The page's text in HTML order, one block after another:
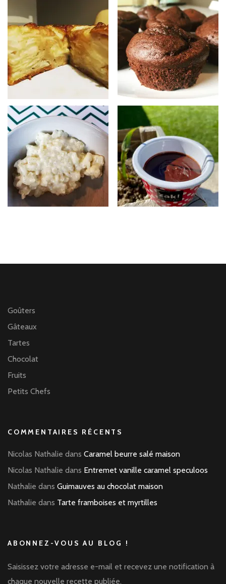
Goûters
Gâteaux
Tartes
Chocolat
Fruits
Petits Chefs
COMMENTAIRES RÉCENTS
Nicolas Nathalie dans Caramel beurre salé maison
Nicolas Nathalie dans Entremet vanille caramel speculoos
Nathalie dans Guimauves au chocolat maison
Nathalie dans Tarte framboises et myrtilles
ABONNEZ-VOUS AU BLOG !
Saisissez votre adresse e-mail et recevez une notification à
chaque nouvelle recette publiée.